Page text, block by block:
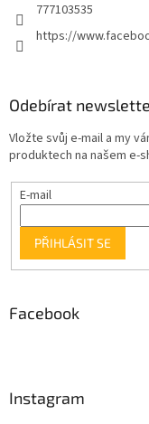
777103535
https://
Odebírat
Vložte svůj e-mail a my
produktech na našem e-
E-mail
PŘIHLÁSIT SE
Facebook
Instagram